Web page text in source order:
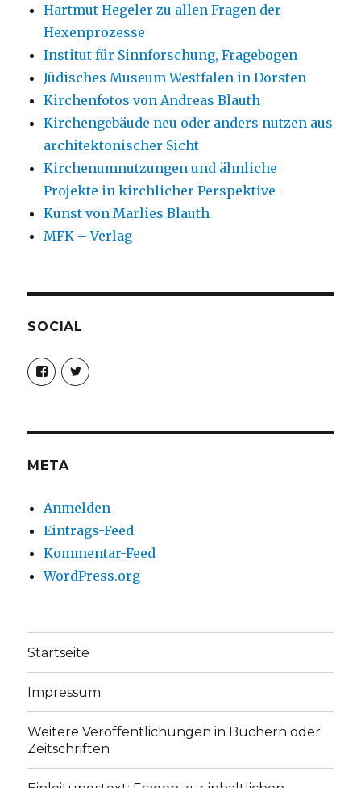
Hartmut Hegeler zu allen Fragen der
Hexenprozesse
Institut für Sinnforschung, Fragebogen
Jüdisches Museum Westfalen in Dorsten
Kirchenfotos von Andreas Blauth
Kirchengebäude neu oder anders nutzen aus
architektonischer Sicht
Kirchenumnutzungen und ähnliche
Projekte in kirchlicher Perspektive
Kunst von Marlies Blauth
MFK – Verlag
SOCIAL
Profil
von
christoph.fleischer1
anzeigen
Profil
von
anzeigen
META
Anmelden
Eintrags-Feed
Kommentar-Feed
WordPress.org
Startseite
Impressum
Weitere Veröffentlichungen in Büchern oder
Zeitschriften